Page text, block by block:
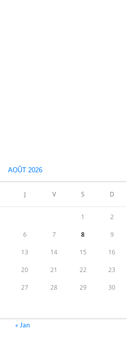
AOÛT 2026
J V S D
1 2
6 7 8 9
13 14 15 16
20 21 22 23
27 28 29 30
« Jan